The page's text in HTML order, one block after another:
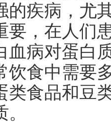
的疾病，尤
要，在人们
血病对蛋白
饮食中需要
类食品和豆